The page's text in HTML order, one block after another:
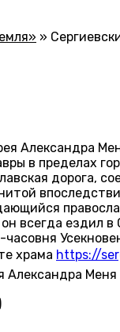
»
Александра
в пределах
всегда ездил
храма https://
Меня